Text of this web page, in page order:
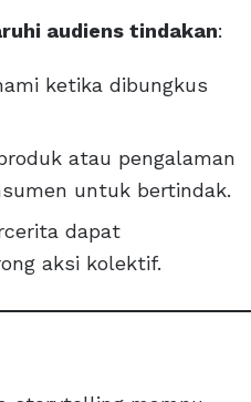
audiens tindakan:
ketika dibungkus
atau pengalaman
untuk bertindak.
dapat
aksi kolektif.